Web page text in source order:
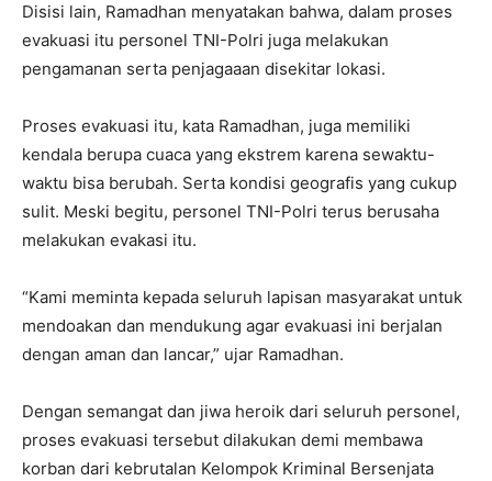
Disisi lain, Ramadhan menyatakan bahwa, dalam proses
evakuasi itu personel TNI-Polri juga melakukan
pengamanan serta penjagaaan disekitar lokasi.
Proses evakuasi itu, kata Ramadhan, juga memiliki
kendala berupa cuaca yang ekstrem karena sewaktu-
waktu bisa berubah. Serta kondisi geografis yang cukup
sulit. Meski begitu, personel TNI-Polri terus berusaha
melakukan evakasi itu.
“Kami meminta kepada seluruh lapisan masyarakat untuk
mendoakan dan mendukung agar evakuasi ini berjalan
dengan aman dan lancar,” ujar Ramadhan.
Dengan semangat dan jiwa heroik dari seluruh personel,
proses evakuasi tersebut dilakukan demi membawa
korban dari kebrutalan Kelompok Kriminal Bersenjata